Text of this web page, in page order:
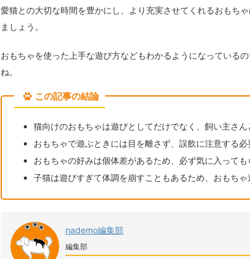
愛猫との大切な時間を豊かにし、より充実させてくれるおもち
ましょう。
おもちゃを使った上手な遊び方などもわかるようになっている
ね。
この記事の結論
猫向けのおもちゃは遊びとしてだけでなく、飼い主さ
おもちゃで遊ぶときには目を離さず、誤飲に注意する必
おもちゃの好みは個体差があるため、必ず気に入って
子猫は遊びすぎて体調を崩すこともあるため、おもちゃ
nademo編集部
編集部